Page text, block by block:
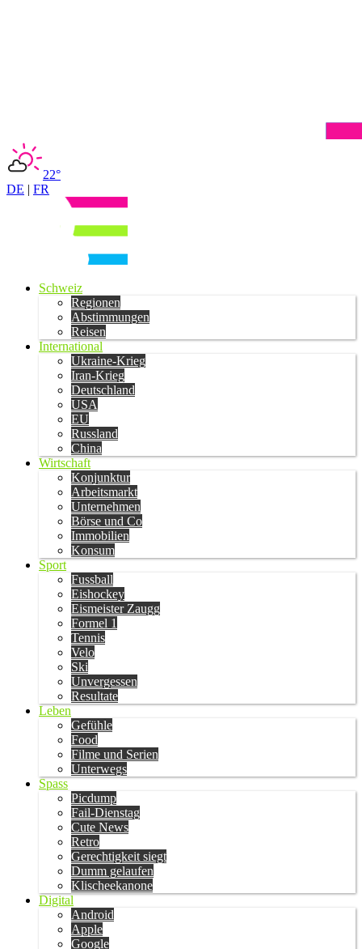
22°
DE | FR
Schweiz
Regionen
Abstimmungen
Reisen
International
Ukraine-Krieg
Iran-Krieg
Deutschland
USA
EU
Russland
China
Wirtschaft
Konjunktur
Arbeitsmarkt
Unternehmen
Börse und Co
Immobilien
Konsum
Sport
Fussball
Eishockey
Eismeister Zaugg
Formel 1
Tennis
Velo
Ski
Unvergessen
Resultate
Leben
Gefühle
Food
Filme und Serien
Unterwegs
Spass
Picdump
Fail-Dienstag
Cute News
Retro
Gerechtigkeit siegt
Dumm gelaufen
Klischeekanone
Digital
Android
Apple
Google